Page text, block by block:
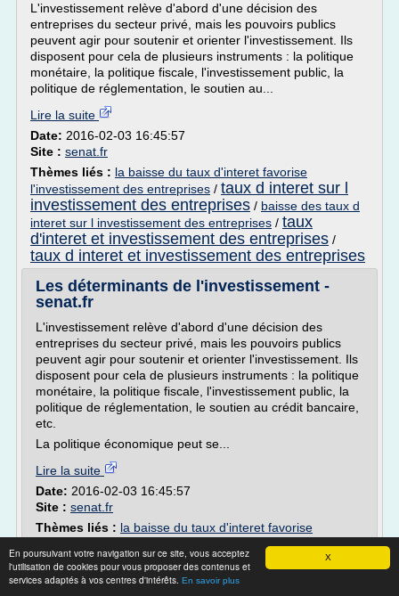
X
En poursuivant votre navigation sur ce site, vous acceptez
l'utilisation de cookies pour vous proposer des contenus et
services adaptés à vos centres d'intérêts. En savoir plus
L'investissement relève d'abord d'une décision des
entreprises du secteur privé, mais les pouvoirs publics
peuvent agir pour soutenir et orienter l'investissement. Ils
disposent pour cela de plusieurs instruments : la politique
monétaire, la politique fiscale, l'investissement public, la
politique de réglementation, le soutien au...
Lire la suite
Date: 2016-02-03 16:45:57
Site : senat.fr
Thèmes liés : la baisse du taux d'interet favorise
l'investissement des entreprises / taux d interet sur l
investissement des entreprises / baisse des taux d
interet sur l investissement des entreprises / taux
d'interet et investissement des entreprises /
taux d interet et investissement des entreprises
Les déterminants de l'investissement -
senat.fr
L'investissement relève d'abord d'une décision des
entreprises du secteur privé, mais les pouvoirs publics
peuvent agir pour soutenir et orienter l'investissement. Ils
disposent pour cela de plusieurs instruments : la politique
monétaire, la politique fiscale, l'investissement public, la
politique de réglementation, le soutien au crédit bancaire,
etc.
La politique économique peut se...
Lire la suite
Date: 2016-02-03 16:45:57
Site : senat.fr
Thèmes liés : la baisse du taux d'interet favorise
taux d interet sur l
investissement des entreprises
baisse des taux
d interet sur l investissement des entreprises